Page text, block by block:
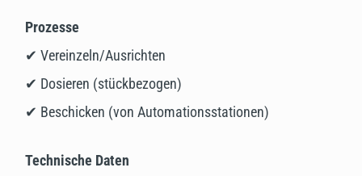
Prozesse
✔ Vereinzeln/Ausrichten
✔ Dosieren (stückbezogen)
✔ Beschicken (von Automationsstationen)
Technische Daten